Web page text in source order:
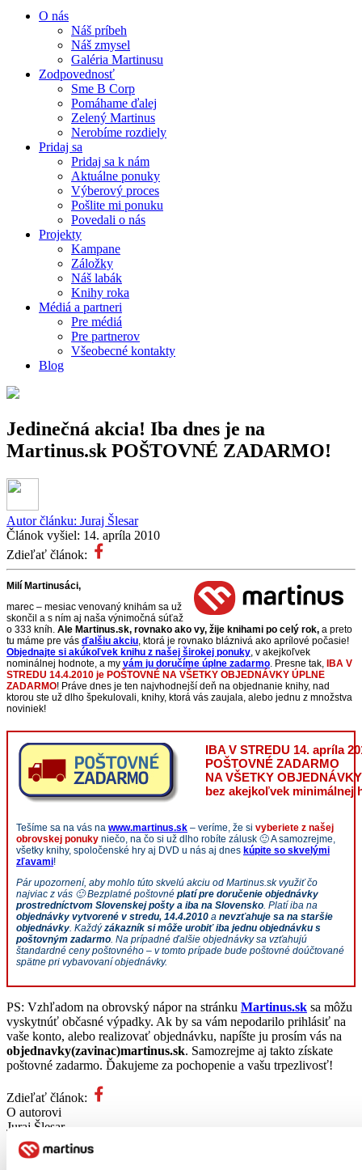
O nás
Náš príbeh
Náš zmysel
Galéria Martinusu
Zodpovednosť
Sme B Corp
Pomáhame ďalej
Zelený Martinus
Nerobíme rozdiely
Pridaj sa
Pridaj sa k nám
Aktuálne ponuky
Výberový proces
Pošlite mi ponuku
Povedali o nás
Projekty
Kampane
Záložky
Náš labák
Knihy roka
Médiá a partneri
Pre médiá
Pre partnerov
Všeobecné kontakty
Blog
Jedinečná akcia! Iba dnes je na
Martinus.sk POŠTOVNÉ ZADARMO!
Autor článku: Juraj Šlesar
Článok vyšiel: 14. apríla 2010
Zdieľať článok:
Milí Martinusáci,
marec – mesiac venovaný knihám sa už
skončil a s ním aj naša výnimočná súťaž
o 333 kníh. Ale Martinus.sk, rovnako ako vy, žije knihami po celý rok, a preto
tu máme pre vás ďalšiu akciu, ktorá je rovnako bláznivá ako aprílové počasie!
Objednajte si akúkoľvek knihu z našej širokej ponuky, v akejkoľvek
nominálnej hodnote, a my vám ju doručíme úplne zadarmo. Presne tak, IBA V
STREDU 14.4.2010 je POŠTOVNÉ NA VŠETKY OBJEDNÁVKY ÚPLNE
ZADARMO! Práve dnes je ten najvhodnejší deň na objednanie knihy, nad
ktorou ste už dlho špekulovali, knihy, ktorá vás zaujala, alebo jednu z množstva
noviniek!
IBA V STREDU 14. apríla
POŠTOVNÉ ZADARMO
NA VŠETKY OBJEDNÁVKY
bez akejkoľvek minimálnej
Tešíme sa na vás na www.martinus.sk – veríme, že si vyberiete z našej
obrovskej ponuky niečo, na čo si už dlho robíte zálusk 🙂 A samozrejme,
všetky knihy, spoločenské hry aj DVD u nás aj dnes kúpite so skvelými
zľavami!
Pár upozornení, aby mohlo túto skvelú akciu od Martinus.sk využiť čo
najviac z vás 🙂 Bezplatné poštovné platí pre doručenie objednávky
prostredníctvom Slovenskej pošty a iba na Slovensko. Platí iba na
objednávky vytvorené v stredu, 14.4.2010 a nevzťahuje sa na staršie
objednávky. Každýzákazník si môže urobiť iba jednu objednávku s
poštovným zadarmo. Na prípadné ďalšie objednávky sa vzťahujú
štandardné ceny poštovného – v tomto prípade bude poštovné doúčtované
spätne pri vybavovaní objednávky.
PS: Vzhľadom na obrovský nápor na stránku Martinus.sk sa môžu
vyskytnúť občasné výpadky. Ak by sa vám nepodarilo prihlásiť na
vaše konto, alebo realizovať objednávku, napíšte ju prosím vás na
objednavky(zavinac)martinus.sk. Samozrejme aj takto získate
poštovné zadarmo. Ďakujeme za pochopenie a vašu trpezlivosť!
Zdieľať článok:
O autorovi
Juraj Šlesar